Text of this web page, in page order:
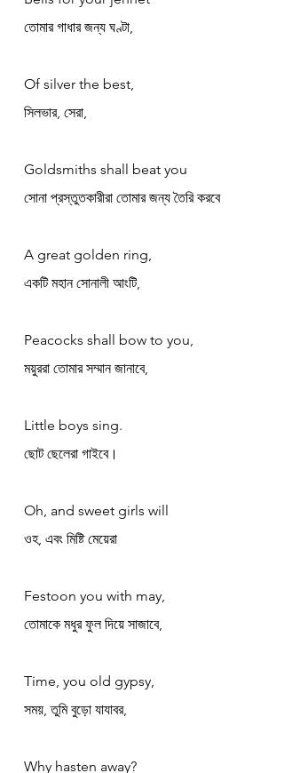
তোমার গাধার জন্য ঘণ্টা,
Of silver the best,
সিলভার, সেরা,
Goldsmiths shall beat you
সোনা প্রস্তুতকারীরা তোমার জন্য তৈরি করবে
A great golden ring,
একটি মহান সোনালী আংটি,
Peacocks shall bow to you,
ময়ুররা তোমার সম্মান জানাবে,
Little boys sing.
ছোট ছেলেরা গাইবে।
Oh, and sweet girls will
ওহ, এবং মিষ্টি মেয়েরা
Festoon you with may,
তোমাকে মধুর ফুল দিয়ে সাজাবে,
Time, you old gypsy,
সময়, তুমি বুড়ো যাযাবর,
Why hasten away?